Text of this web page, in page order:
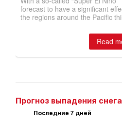
Прогноз выпадения снега
Последние 7 дней